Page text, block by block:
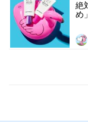
絶
め